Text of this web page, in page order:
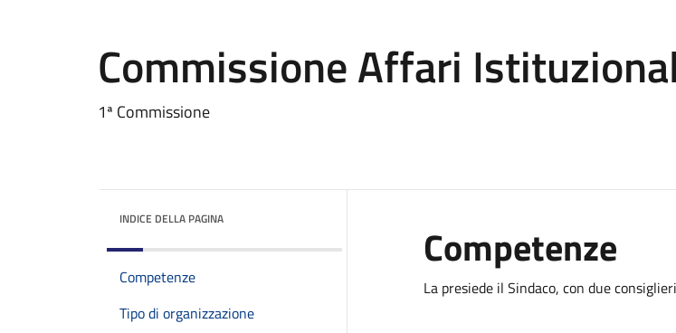
Commissione Affari
1ª Commissione
INDICE DELLA PAGINA
Competenze
Tipo di organizzazione
Competenze
La presiede il Sindaco, con due